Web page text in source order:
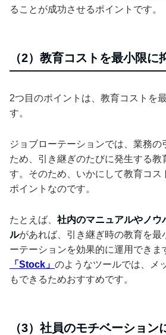
ることが成功させるポイントです。
（2）教育コストを最小限に
2つ目のポイントは、教育コストを
す。
ジョブローテーションでは、業務の
ため、引き継ぎのたびに発生する教
す。そのため、いかにして教育コス
ポイントなのです。
たとえば、 社内のマニュアルやノウ
ルがあれば、引き継ぎ時の教育を最
ーテーションを効果的に運用できま
「Stock」 のようなツールでは、メ
もできるためおすすめです。
（3）社員のモチベーション